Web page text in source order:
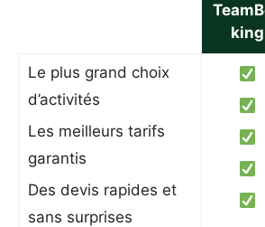
king
Le plus grand choix
d’activités
Les meilleurs tarifs
garantis
Des devis rapides et
sans surprises